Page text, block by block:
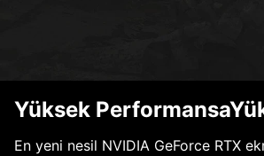
Yüksek
En yeni nesil NVIDIA GeForce RTX